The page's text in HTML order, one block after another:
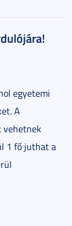
egyetemi
A
vehetnek
1 fő juthat a